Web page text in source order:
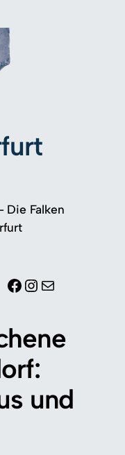
Die Falken
Facebook Instagram E-Mail
und